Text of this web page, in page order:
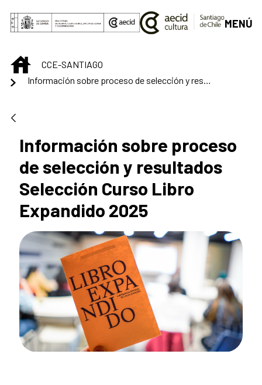
Saltar al contenido principal
MENÚ
INICIOCCE-SANTIAGO
Información sobre proceso
de selección y resultados
Selección Curso Libro
Expandido 2025